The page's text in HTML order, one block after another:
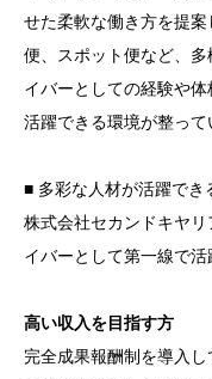
せた柔軟な働き方を提
便、スポット便など、
イバーとしての経験や
活躍できる環境が整って
■ 多彩な人材が活躍でき
株式会社セカンドキヤ
イバーとして第一線で活
高い収入を目指す方
完全成果報酬制を導入